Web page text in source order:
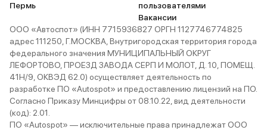
Пермь
пользователями
Вакансии
ООО «Автоспот» (ИНН 7715936827 ОРГН 1127746774825
адрес 111250, Г.МОСКВА, Внутригородская территория города
федерального значения МУНИЦИПАЛЬНЫЙ ОКРУГ
ЛЕФОРТОВО, ПРОЕЗД ЗАВОДА СЕРП И МОЛОТ, Д. 10, ПОМЕЩ.
41Н/9, ОКВЭД 62.0) осуществляет деятельность по
разработке ПО «Autospot» и предоставлению лицензий на ПО.
Согласно Приказу Минцифры от 08.10.22, вид деятельности
(код): 2.01.
ПО «Autospot» — исключительные права принадлежат ООО